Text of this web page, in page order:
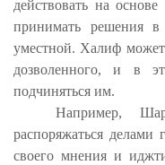
действовать на
принимать решения
уместной. Халиф может
дозволенного, и в
подчиняться им.
Например,
распоряжаться делами
своего мнения и